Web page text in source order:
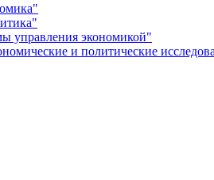
управления экономикой"
и политические